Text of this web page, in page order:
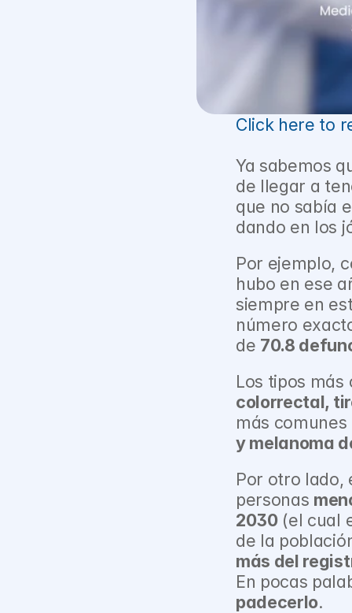
Click here to
Ya sabemos
de llegar a
que no sabía
dando en los
Por ejemplo,
hubo en ese
siempre en
número
de 70.8
Los tipos
colorrectal,
más
y melanoma
Por otro lado,
personas
2030 (el cual
de la
más del
En pocas
padecerlo.